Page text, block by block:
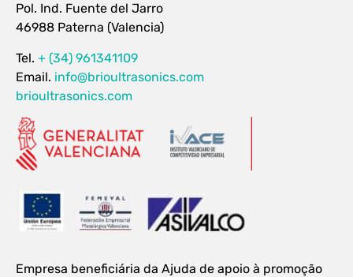
Pol. Ind. Fuente del Jarro
46988 Paterna (Valencia)
Tel. + (34) 961341109
Email. info@brioultrasonics.com
brioultrasonics.com
Empresa beneficiária da Ajuda de apoio à promoção